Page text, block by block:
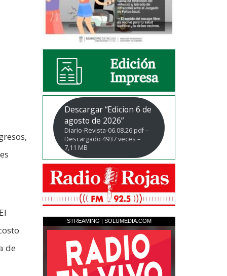
de
Descargar “Edicion 6 de
agosto de 2026”
Diario-Revista-06.08.26.pdf –
Descargado 4937 veces –
7,11 MB